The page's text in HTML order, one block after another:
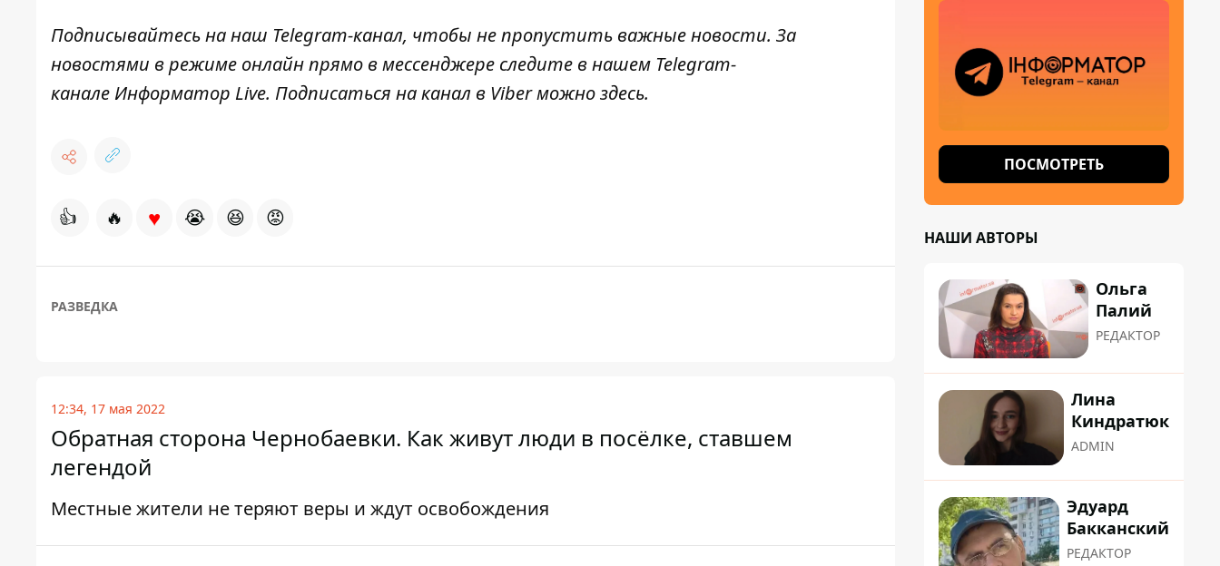
Подписывайтесь на наш Telegram-канал, чтобы не пропустить важные новости. За
новостями в режиме онлайн прямо в мессенджере следите в нашем Telegram-
канале Информатор Live. Подписаться на канал в Viber можноздесь.
👍 🔥 ♥ 😭 😆 😡
РАЗВЕДКА
12:34, 17 мая 2022
Обратная сторона Чернобаевки. Как живут люди в посёлке, ставшем
легендой
Местные жители не теряют веры и ждут освобождения
ПОСМОТРЕТЬ
НАШИ АВТОРЫ
Ольга
Палий
РЕДАКТОР
Лина
Киндратюк
ADMIN
Эдуард
Бакканский
РЕДАКТОР